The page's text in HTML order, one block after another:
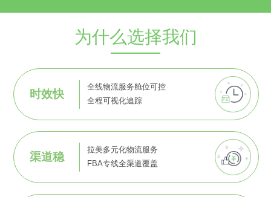
为什么选择我们
时效快
全线物流服务舱位可控
全程可视化追踪
渠道稳
拉美多元化物流服务
FBA专线全渠道覆盖